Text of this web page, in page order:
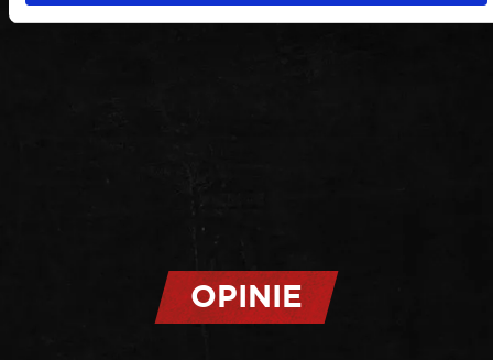
OPINIE